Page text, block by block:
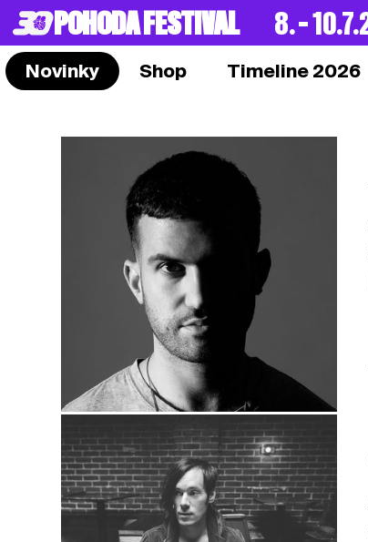
POHODA FESTIVAL 8. –
Novinky Shop Timeline 2026